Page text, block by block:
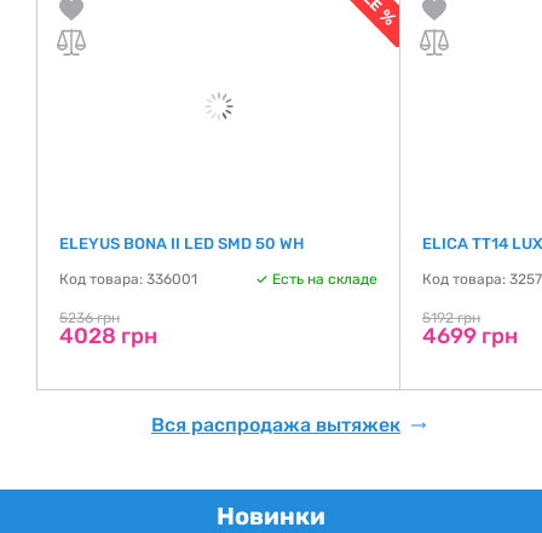
ELEYUS BONA II LED SMD 50 WH
Код товара: 336001 Есть на складе
5236 грн
4028 грн
ELICA TT14
Код товара:
5192 грн
4699 грн
Вся распродажа вытяжек
Новинки